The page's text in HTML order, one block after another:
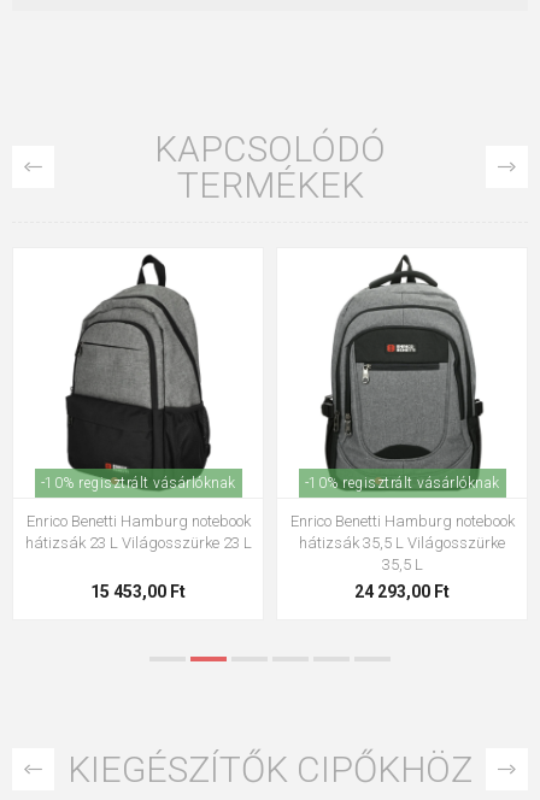
KAPCSOLÓDÓ
TERMÉKEK
INGYENES SZÁLLÍTÁS
-10% regisztrált vásárlóknak
CabinZero Classic Tech 28L Silver
Storm 28 L
32 470,00 Ft
-10% regisztrált vásárlóknak
Enrico Benetti Hamburg 15"
notebook hátizsák világosszürke
25 L
19 873,00 Ft
KIEGÉSZÍTŐK CIPŐKHÖZ